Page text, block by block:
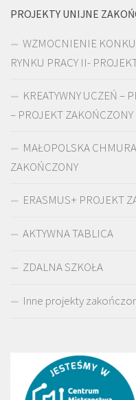
PROJEKTY UNIJNE
WZMOCNIENIE
RYNKU PRACY II-
KREATYWNY UCZEŃ –
– PROJEKT ZAKOŃCZONY
MAŁOPOLSKA
ZAKOŃCZONY
ERASMUS+ PROJEKT
AKTYWNA TABLICA
ZDALNA SZKOŁA
Inne projekty